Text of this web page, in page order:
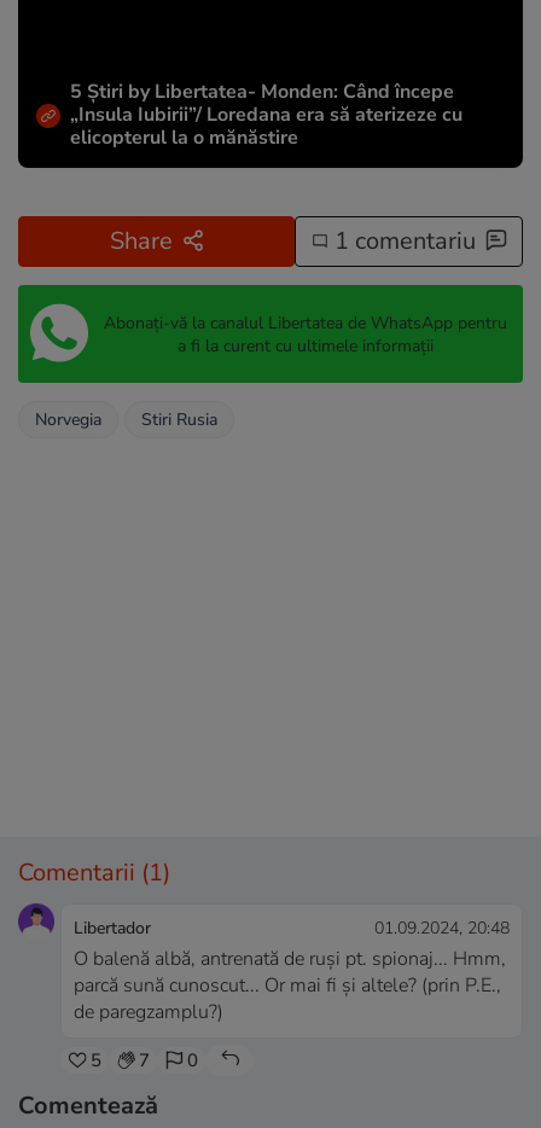
5 Știri by Libertatea- Monden: Când începe
„Insula Iubirii”/ Loredana era să aterizeze cu
elicopterul la o mănăstire
Share 1 comentariu
Abonați-vă la canalul Libertatea de WhatsApp pentru
a fi la curent cu ultimele informații
Norvegia Stiri Rusia
Comentarii (1)
Libertador 01.09.2024, 20:48
O balenă albă, antrenată de ruși pt. spionaj... Hmm,
parcă sună cunoscut... Or mai fi și altele? (prin P.E.,
de paregzamplu?)
5 7 0
Comentează